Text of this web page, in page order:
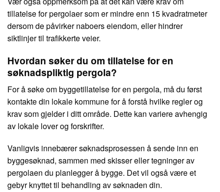
tillatelse for pergolaer som er mindre enn 15 kvadratmeter
dersom de påvirker naboers eiendom, eller hindrer
siktlinjer til trafikkerte veier.
Hvordan søker du om tillatelse for en
søknadspliktig pergola?
For å søke om byggetillatelse for en pergola, må du først
kontakte din lokale kommune for å forstå hvilke regler og
krav som gjelder i ditt område. Dette kan variere avhengig
av lokale lover og forskrifter.
Vanligvis innebærer søknadsprosessen å sende inn en
byggesøknad, sammen med skisser eller tegninger av
pergolaen du planlegger å bygge. Det vil også være et
gebyr knyttet til behandling av søknaden din.